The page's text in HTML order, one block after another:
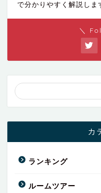
で分かりやすく解説しま
＼
カ
ランキング
ルームツアー